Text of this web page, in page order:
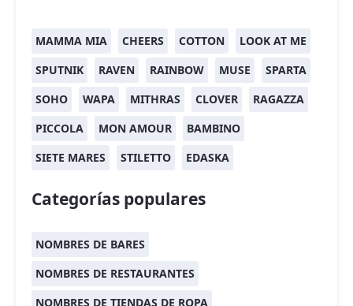
MAMMA MIA CHEERS COTTON
LOOK AT ME
SPUTNIK
RAVEN RAINBOW MUSE
SPARTA
SOHO
WAPA MITHRAS CLOVER
RAGAZZA
PICCOLA
MON AMOUR
BAMBINO
SIETE MARES
STILETTO EDASKA
Categorías populares
NOMBRES DE BARES
NOMBRES DE RESTAURANTES
NOMBRES DE TIENDAS DE ROPA